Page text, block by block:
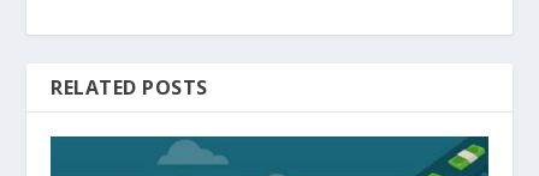
RELATED POSTS